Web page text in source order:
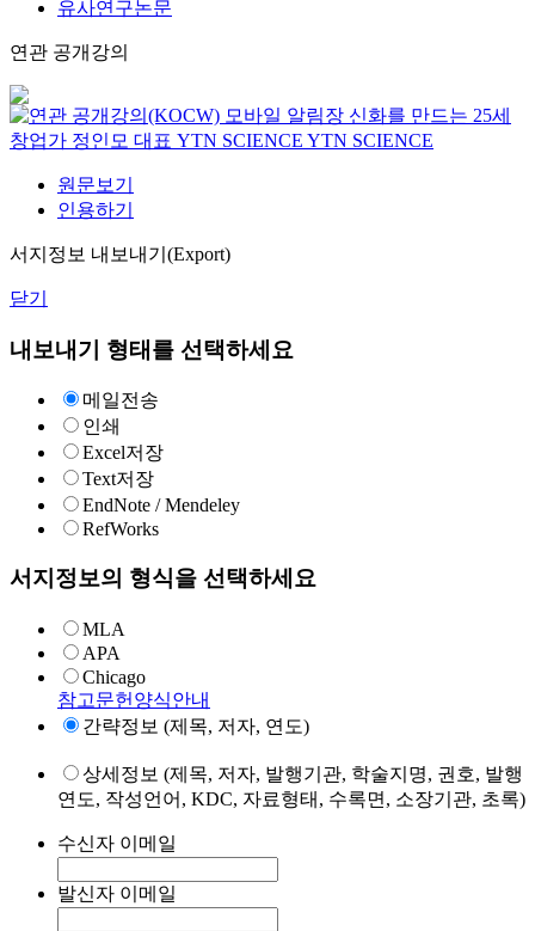
유사연구논문
연관 공개강의
모바일 알림장 신화를 만드는 25세
창업가 정인모 대표 YTN SCIENCE YTN SCIENCE
원문보기
인용하기
서지정보 내보내기(Export)
닫기
내보내기 형태를 선택하세요
메일전송
인쇄
Excel저장
Text저장
EndNote / Mendeley
RefWorks
서지정보의 형식을 선택하세요
MLA
APA
Chicago
참고문헌양식안내
간략정보 (제목, 저자, 연도)
상세정보 (제목, 저자, 발행기관, 학술지명, 권호, 발행
연도, 작성언어, KDC, 자료형태, 수록면, 소장기관, 초록)
수신자 이메일
발신자 이메일